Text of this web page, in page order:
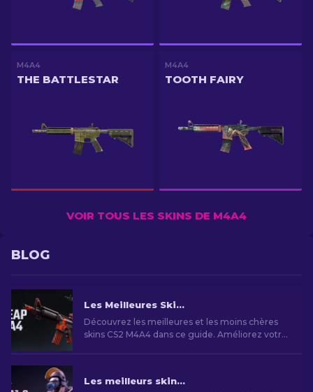
M4A4
THE BATTLESTAR
M4A4
TOOTH FAIRY
VOIR TOUS LES SKINS DE M4A4
BLOG
Les Meilleures Skins M4A4 CS2 Bon Marché [2026]
Découvrez les meilleures et les moins chères
skins CS2 M4A4 dans ce guide. Améliorez votre
Les meilleurs skins M4A1-S dans CS2 [2026]